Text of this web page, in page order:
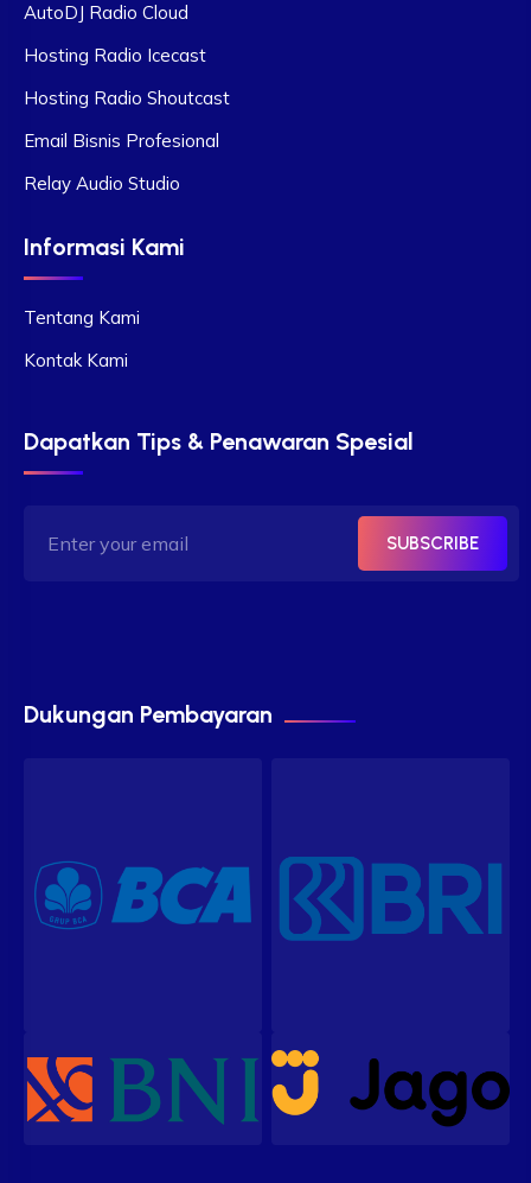
AutoDJ Radio Cloud
Hosting Radio Icecast
Hosting Radio Shoutcast
Email Bisnis Profesional
Relay Audio Studio
Informasi Kami
Tentang Kami
Kontak Kami
Dapatkan Tips & Penawaran Spesial
SUBSCRIBE
Dukungan Pembayaran